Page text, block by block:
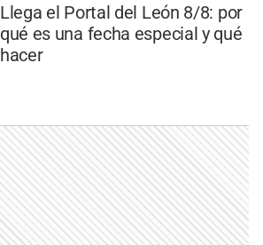
Llega el Portal del León 8/8: por
qué es una fecha especial y qué
hacer